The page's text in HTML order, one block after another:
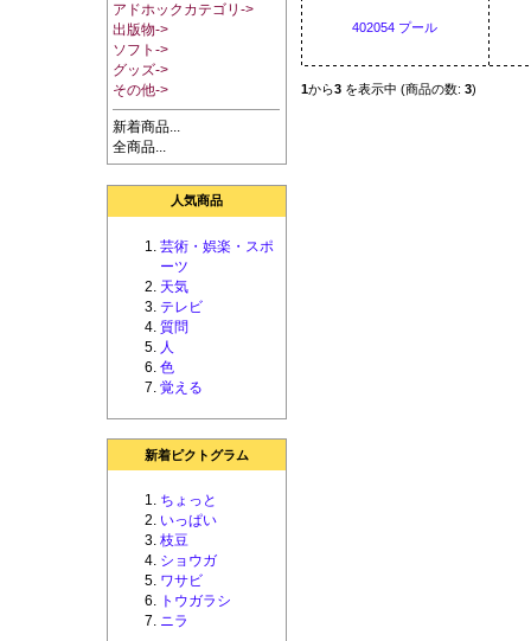
アドホックカテゴリ->
出版物->
ソフト->
グッズ->
その他->
新着商品...
全商品...
人気商品
芸術・娯楽・スポ
ーツ
天気
テレビ
質問
人
色
覚える
新着ピクトグラム
ちょっと
いっぱい
枝豆
ショウガ
ワサビ
トウガラシ
ニラ
402054 プール
1から3を表示中 (商品の数: 3)